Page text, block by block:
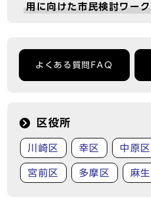
用に向けた市民検討ワー
よくある質問FAQ
区役所
川崎区 幸区 中原区
宮前区 多摩区 麻